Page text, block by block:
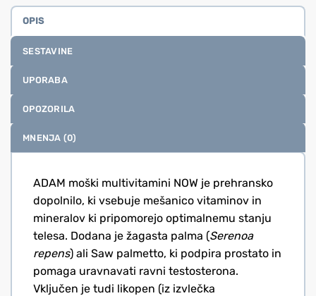
OPIS
SESTAVINE
UPORABA
OPOZORILA
MNENJA (0)
ADAM moški multivitamini NOW je prehransko
dopolnilo, ki vsebuje mešanico vitaminov in
mineralov ki pripomorejo optimalnemu stanju
telesa. Dodana je žagasta palma (Serenoa
repens) ali Saw palmetto, ki podpira prostato in
pomaga uravnavati ravni testosterona.
Vključen je tudi likopen (iz izvlečka